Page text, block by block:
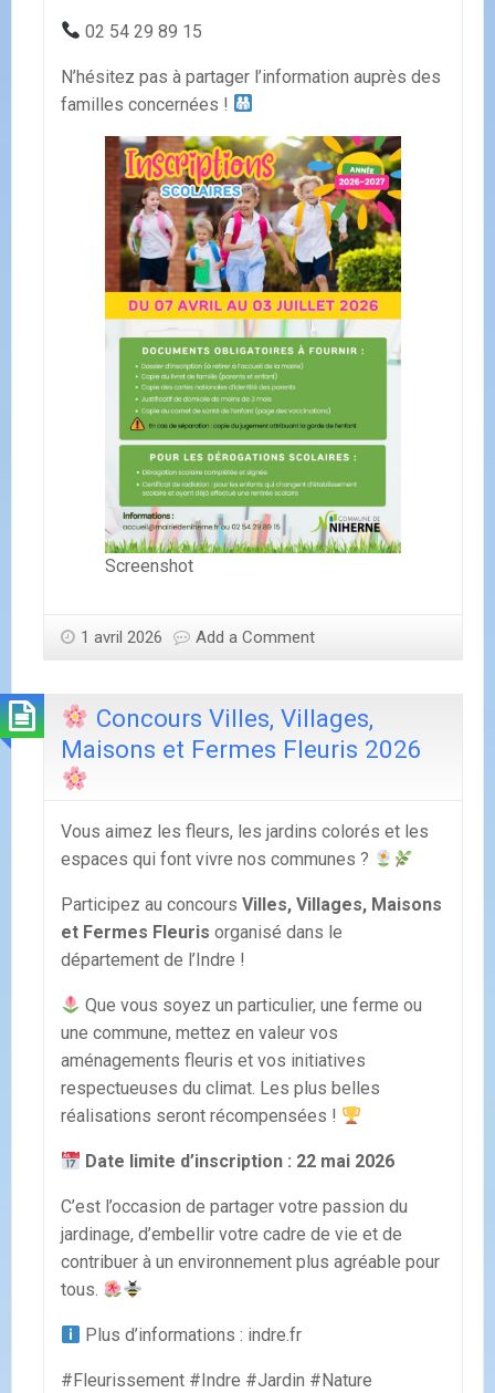
02 54 29 89 15
N’hésitez pas à partager l’information auprès des
familles concernées !
Screenshot
1 avril 2026 Add a Comment
Concours Villes, Villages,
Maisons et Fermes Fleuris 2026
Vous aimez les fleurs, les jardins colorés et les
espaces qui font vivre nos communes ?
Participez au concours Villes, Villages, Maisons
et Fermes Fleuris organisé dans le
département de l’Indre !
Que vous soyez un particulier, une ferme ou
une commune, mettez en valeur vos
aménagements fleuris et vos initiatives
respectueuses du climat. Les plus belles
réalisations seront récompensées !
Date limite d’inscription : 22 mai 2026
C’est l’occasion de partager votre passion du
jardinage, d’embellir votre cadre de vie et de
contribuer à un environnement plus agréable pour
tous.
Plus d’informations : indre.fr
#Fleurissement #Indre #Jardin #Nature